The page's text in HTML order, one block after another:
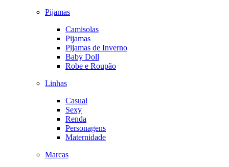
Pijamas
Camisolas
Pijamas
Pijamas de Inverno
Baby Doll
Robe e Roupão
Linhas
Casual
Sexy
Renda
Personagens
Maternidade
Marcas